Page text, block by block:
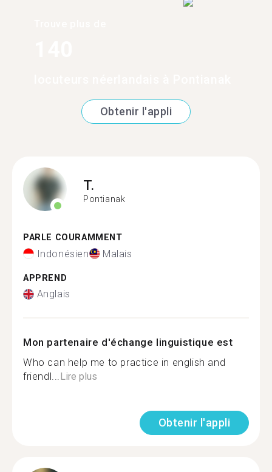
Obtenir l'appli
T.
Pontianak
PARLE COURAMMENT
Indonésien Malais
APPREND
Anglais
Mon partenaire d'échange linguistique est
Who can help me to practice in english and
friendl...Lire plus
Obtenir l'appli